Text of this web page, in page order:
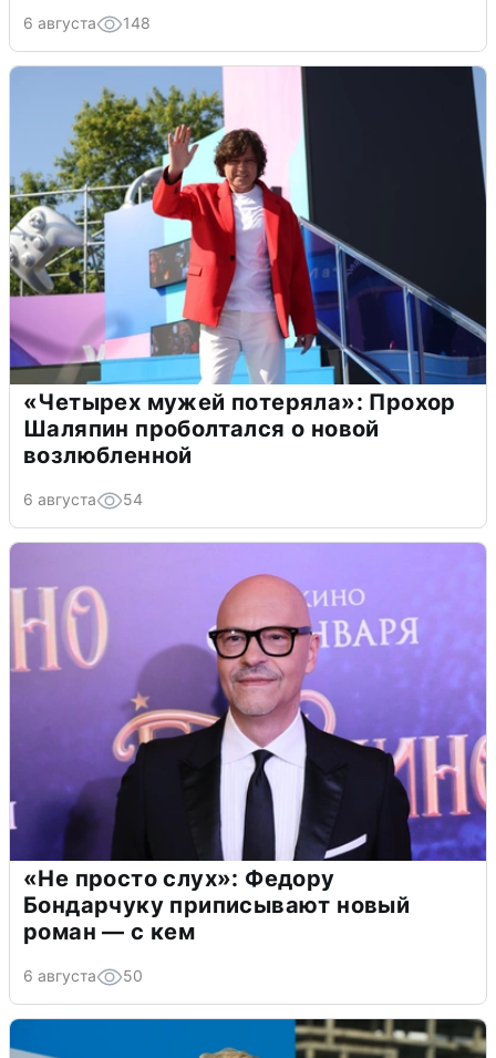
6 августа 148
«Четырех мужей потеряла»: Прохор
Шаляпин проболтался о новой
возлюбленной
6 августа 54
«Не просто слух»: Федору
Бондарчуку приписывают новый
роман — с кем
6 августа 50